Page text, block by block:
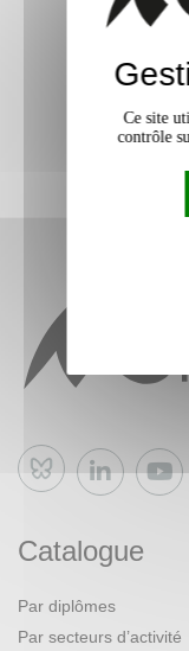
Bluesky
Catalogue
Par diplômes
Par secteurs d’activité
Ce site
contrôle